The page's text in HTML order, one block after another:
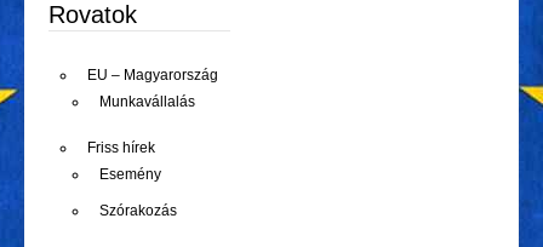
Rovatok
EU – Magyarország
Munkavállalás
Friss hírek
Esemény
Szórakozás